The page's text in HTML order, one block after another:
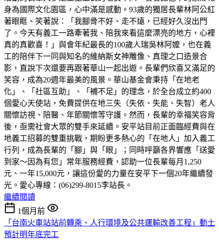
身為國際文化園區，心中滿是感動。93歲的獨居長輩林阿公紅
著眼眶、笑著說：「我腳骨不好、走不遠，已經好久沒出門
了。今天有義工一路牽著我、陪我來看這麼漂亮的地方，心裡
真的真歡喜！」與會年紀最長的100歲人瑞吳林阿嬤，也在義
工的陪伴下一同與知名的維納斯女神雕像、真理之口造景合
影，直說下次還要再跟著華山一起出遊。長輩們欣喜又滿足的
笑容，成為20週年最美的風景。華山基金會秉持「在地老
化」、「社區互助」、「補不足」的理念，於全台成立約400
個愛心天使站，免費提供在地三失（失依、失能、失智）老人
關懷訪視、陪醫、年節關懷等守護。然而，長輩的幸福笑容背
後，亟需社會大眾的雙手來延續。安平站目前正面臨經費與在
地義工招募的雙重挑戰，期盼更多熱心的「在地人」加入義工
行列，成為長輩的「腳」與「眼」；同時呼籲各界響應「送愛
到家～因為有您」常年服務經費，認助一位長輩每月1,250
元、一年15,000元，讓這份愛的力量在安平下一個20年繼續發
光。愛心專線：(06)299-8015李站長。
繼續閱讀
1個月前
「台南火車站站前轉乘、人行環境及公共運輸改善工程」動土
預計明年底完工